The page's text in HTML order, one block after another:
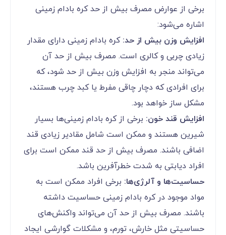
برخی از عوارض مصرف بیش از حد کره بادام زمینی
اشاره می‌شود:
افزایش وزن بیش از حد:کره بادام زمینی دارای مقدار
زیادی چربی و کالری است. مصرف بیش از حد آن
می‌تواند منجر به افزایش وزن بیش از حد شود، که
برای افرادی که دچار چاقی مفرط یا کبد چرب هستند،
مشکل ساز خواهد بود.
افزایش قند خون: برخی از کره بادام زمینی‌ها بسیار
شیرین هستند و ممکن است شامل مقادیر زیادی قند
اضافی باشند. مصرف بیش از حد قند ممکن است برای
افراد دیابتی به شدت خطرآفرین باشد.
حساسیت‌ها و آلرژی‌ها: برخی افراد ممکن است به
مواد موجود در کره بادام زمینی حساسیت داشته
باشند. مصرف بیش از حد آن می‌تواند واکنش‌های
حساسیتی مثل خارش، تورم، و مشکلات گوارشی ایجاد